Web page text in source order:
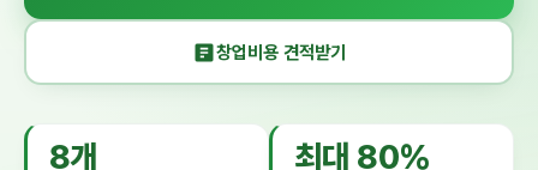
창업비용 견적받기
8개 최대 80%